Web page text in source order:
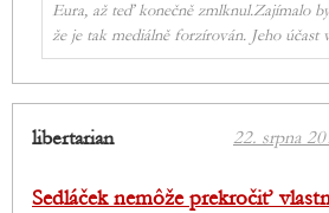
Eura, až teď konečně zmlknul.Zajímalo
že je tak mediálně forzírován. Jeho účast
22. srpna
libertarian
Sedláček nemôže prekročiť